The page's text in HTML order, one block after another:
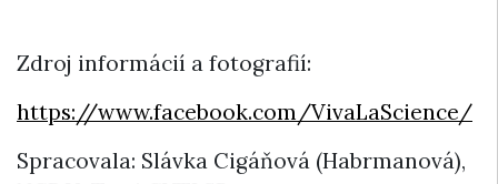
Zdroj informácií a fotografií:
https://www.facebook.com/VivaLaScience/
Spracovala: Slávka Cigáňová (Habrmanová),